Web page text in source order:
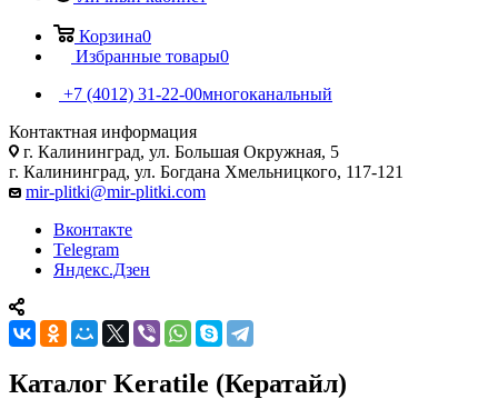
Корзина0
Избранные товары0
+7 (4012) 31-22-00многоканальный
Контактная информация
г. Калининград, ул. Большая Окружная, 5
г. Калининград, ул. Богдана Хмельницкого, 117-121
mir-plitki@mir-plitki.com
Вконтакте
Telegram
Яндекс.Дзен
Каталог Keratile (Кератайл)